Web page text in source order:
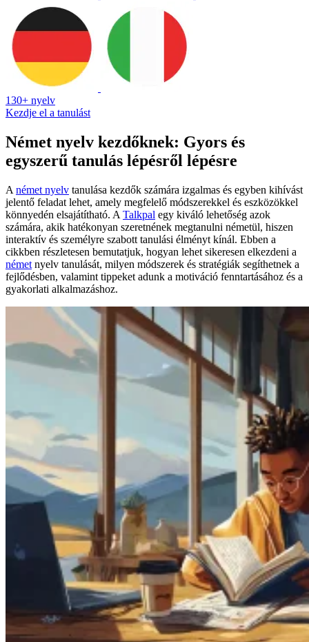
130+ nyelv
Kezdje el a tanulást
Német nyelv kezdőknek: Gyors és
egyszerű tanulás lépésről lépésre
A német nyelv tanulása kezdők számára izgalmas és egyben kihívást
jelentő feladat lehet, amely megfelelő módszerekkel és eszközökkel
könnyedén elsajátítható. A Talkpal egy kiváló lehetőség azok
számára, akik hatékonyan szeretnének megtanulni németül, hiszen
interaktív és személyre szabott tanulási élményt kínál. Ebben a
cikkben részletesen bemutatjuk, hogyan lehet sikeresen elkezdeni a
német nyelv tanulását, milyen módszerek és stratégiák segíthetnek a
fejlődésben, valamint tippeket adunk a motiváció fenntartásához és a
gyakorlati alkalmazáshoz.